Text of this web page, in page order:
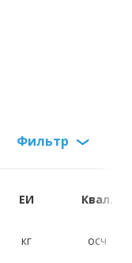
Фильтр
ЕИ
Квал.
кг осч